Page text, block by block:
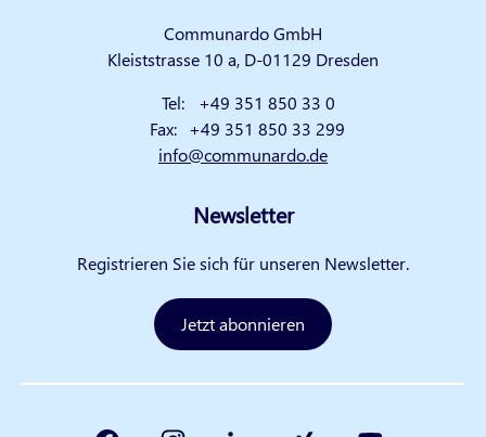
Communardo GmbH
Kleiststrasse 10 a, D-01129 Dresden
Tel:
+49 351 850 33 0
Fax: +49 351 850 33 299
info@communardo.de
Newsletter
Registrieren Sie sich für unseren Newsletter.
Jetzt abonnieren